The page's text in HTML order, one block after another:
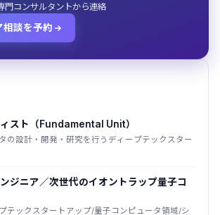
門コンサルタントから連絡
相談を予約
スト（Fundamental Unit）
の設計・開発・研究を行うディープテックスター
ジニア／次世代のイオントラップ量子コ
テックスタートアップ/量子コンピュータ領域/シ